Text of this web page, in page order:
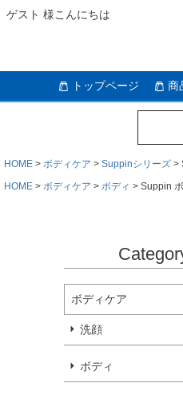
ゲスト 様こんにちは
トップページ 商
HOME ボディケア Suppinシリーズ
HOME
ボディケア ボディ Suppin
ボディケア
洗顔
ボディ